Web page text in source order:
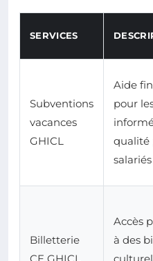
SERVICES
Subventions
vacances
GHICL
Aide
pour
qualité
salariés
Billetterie
Accès
à des